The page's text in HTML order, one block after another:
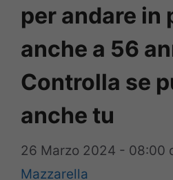
per andare in
anche a 56
Controlla se
anche tu
26 Marzo 2024 - 08:00
Mazzarella